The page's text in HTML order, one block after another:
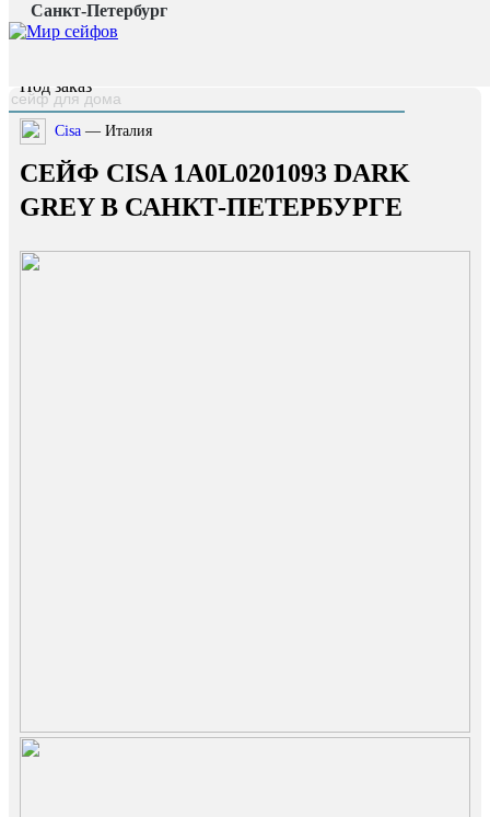
Санкт-Петербург
Главная страница /
Каталог /
Под заказ
Cisa — Италия
СЕЙФ CISA 1A0L0201093 DARK
GREY В САНКТ-ПЕТЕРБУРГЕ